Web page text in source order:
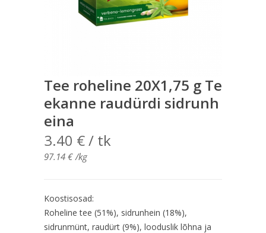
Tee roheline 20X1,75 g Te
ekanne raudürdi sidrunh
eina
3.40 €/ tk
97.14€ /kg
Koostisosad:
Roheline tee (51%), sidrunhein (18%),
sidrunmünt, raudürt (9%), looduslik lõhna ja